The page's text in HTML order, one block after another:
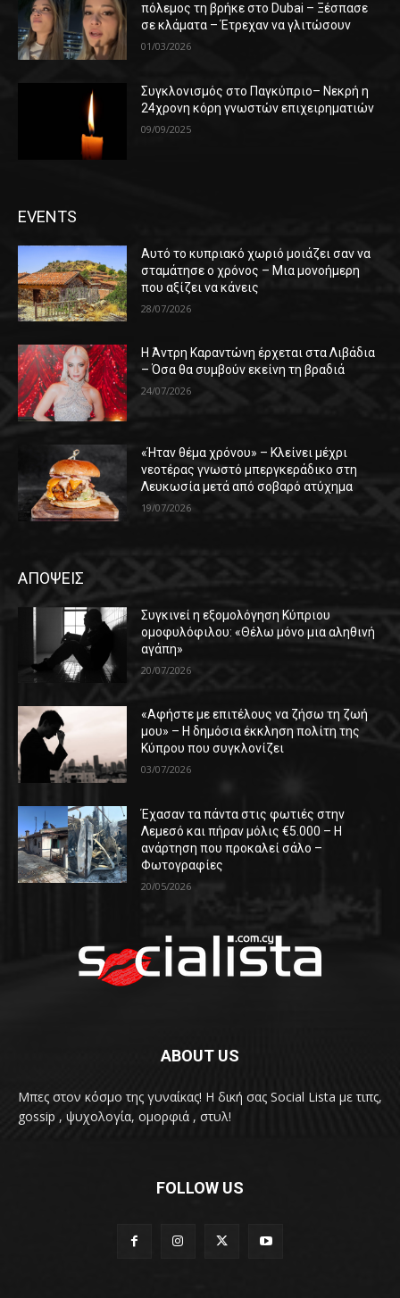
πόλεμος τη βρήκε στο Dubai – Ξέσπασε
σε κλάματα – Έτρεχαν να γλιτώσουν
01/03/2026
Συγκλονισμός στο Παγκύπριο– Νεκρή η
24χρονη κόρη γνωστών επιχειρηματιών
09/09/2025
EVENTS
Αυτό το κυπριακό χωριό μοιάζει σαν να
σταμάτησε ο χρόνος – Μια μονοήμερη
που αξίζει να κάνεις
28/07/2026
Η Άντρη Καραντώνη έρχεται στα Λιβάδια
– Όσα θα συμβούν εκείνη τη βραδιά
24/07/2026
«Ήταν θέμα χρόνου» – Κλείνει μέχρι
νεοτέρας γνωστό μπεργκεράδικο στη
Λευκωσία μετά από σοβαρό ατύχημα
19/07/2026
ΑΠΟΨΕΙΣ
Συγκινεί η εξομολόγηση Κύπριου
ομοφυλόφιλου: «Θέλω μόνο μια αληθινή
αγάπη»
20/07/2026
«Αφήστε με επιτέλους να ζήσω τη ζωή
μου» – Η δημόσια έκκληση πολίτη της
Κύπρου που συγκλονίζει
03/07/2026
Έχασαν τα πάντα στις φωτιές στην
Λεμεσό και πήραν μόλις €5.000 – Η
ανάρτηση που προκαλεί σάλο –
Φωτογραφίες
20/05/2026
ABOUT US
Μπες στον κόσμο της γυναίκας! H δική σας Social Lista με τιπς,
gossip , ψυχολογία, ομορφιά , στυλ!
FOLLOW US